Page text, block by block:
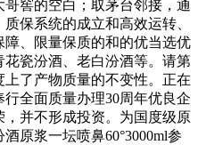
窖的空白；取茅台邻接，通
保系统的成立和高效运转、
、限量保质的和的优当选优
瓷汾酒、老白汾酒等。请第
了产物质量的不变性。正在
全面质量办理30周年优良企
并不形成投资。为国度级原
原浆一坛喷鼻60°3000ml参